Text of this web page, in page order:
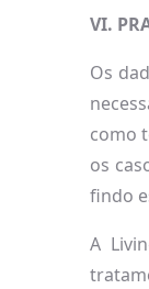
VI.
Os
como
os
findo
A